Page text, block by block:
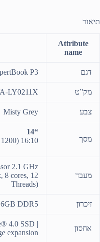
תיאור
Attribute
name
דגם P3
מק”ט LY0211X
צבע Misty Grey
מסך
“14
16:10
מעבד
2.1 GHz
8 cores, 12
Threads)
זיכרון DDR5
אחסון
4.0 SSD |
expansion